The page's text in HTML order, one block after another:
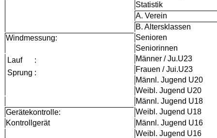
Statistik
A. Verein
B. Altersklassen
Windmessung:
Senioren
Seniorinnen
Lauf
:
Sprung :
Männer / Ju.U23
Frauen / Jui.U23
Männl. Jugend U20
Weibl. Jugend U20
Männl. Jugend U18
Gerätekontrolle:
Weibl. Jugend U18
Kontrollgerät
Männl. Jugend U16
Weibl. Jugend U16